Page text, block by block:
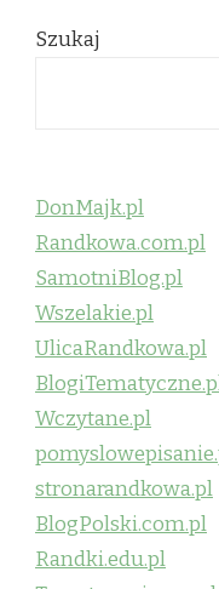
Szukaj
DonMajk.pl
Randkowa.com.pl
SamotniBlog.pl
Wszelakie.pl
UlicaRandkowa.pl
Wczytane.pl
stronarandkowa.pl
BlogPolski.com.pl
Randki.edu.pl